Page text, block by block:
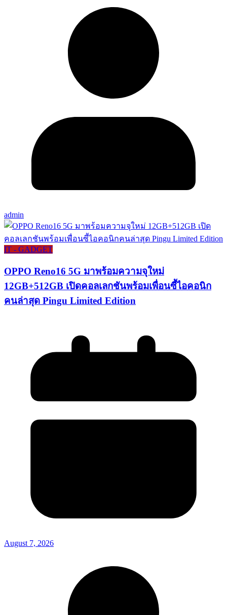
admin
IT - GADGET
OPPO Reno16 5G มาพร้อมความจุใหม่
12GB+512GB เปิดคอลเลกชันพร้อมเพื่อนซี้ไอคอนิก
คนล่าสุด Pingu Limited Edition
August 7, 2026